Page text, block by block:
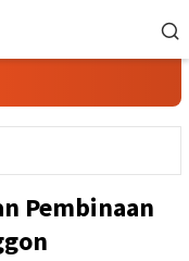
Pembinaan